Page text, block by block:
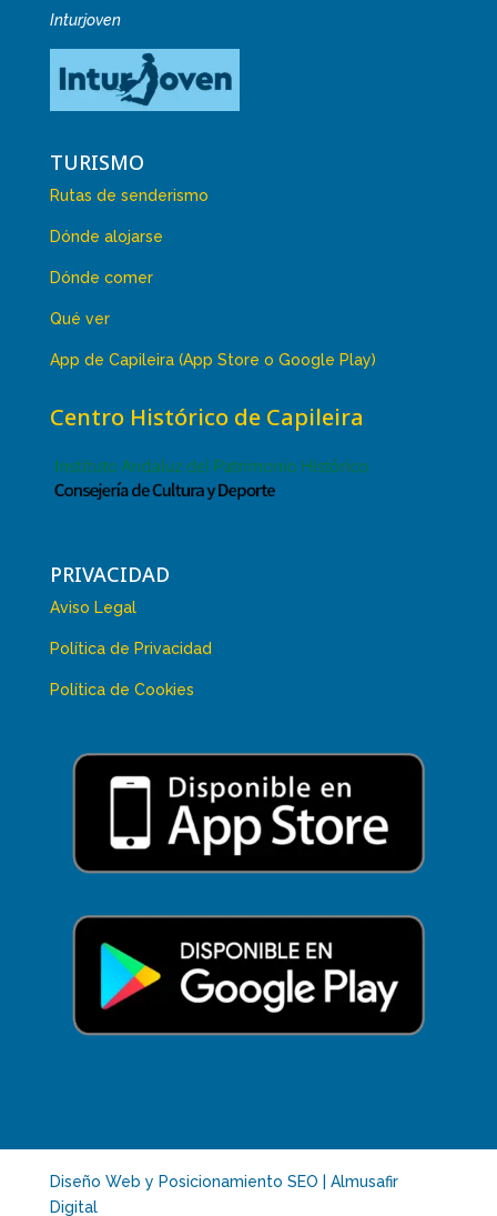
Inturjoven
TURISMO
Rutas de senderismo
Dónde alojarse
Dónde comer
Qué ver
App de Capileira (App Store o Google Play)
Centro Histórico de Capileira
PRIVACIDAD
Aviso Legal
Política de Privacidad
Política de Cookies
Diseño Web y Posicionamiento SEO | Almusafir
Digital